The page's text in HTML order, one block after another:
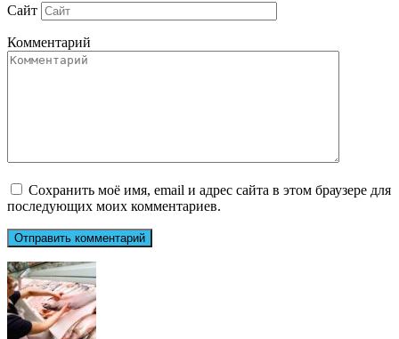
Сайт
Комментарий
Сохранить моё имя, email и адрес сайта в этом браузере для
последующих моих комментариев.